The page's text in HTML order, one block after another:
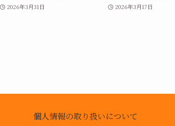
2026年3月31日 2026年3月17日
個人情報の取り扱いについて